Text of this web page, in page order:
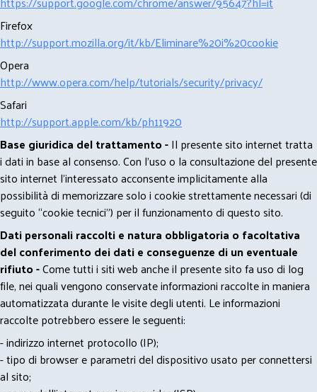
Firefox
http://support.mozilla.org/it/kb/Eliminare%20i%20cookie
Opera
http://www.opera.com/help/tutorials/security/privacy/
Safari
http://support.apple.com/kb/ph11920
Base giuridica del trattamento -Il presente sito internet tratta
i dati in base al consenso. Con l'uso o la consultazione del presente
sito internet l’interessato acconsente implicitamente alla
possibilità di memorizzare solo i cookie strettamente necessari (di
seguito “cookie tecnici”) per il funzionamento di questo sito.
Dati personali raccolti e natura obbligatoria o facoltativa
del conferimento dei dati e conseguenze di un eventuale
rifiuto -Come tutti i siti web anche il presente sito fa uso di log
file, nei quali vengono conservate informazioni raccolte in maniera
automatizzata durante le visite degli utenti. Le informazioni
raccolte potrebbero essere le seguenti:
- indirizzo internet protocollo (IP);
- tipo di browser e parametri del dispositivo usato per connettersi
al sito;